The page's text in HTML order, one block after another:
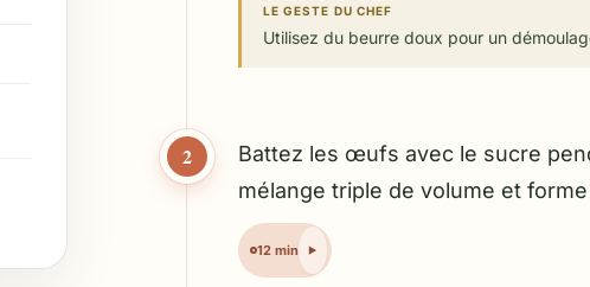
LE GESTE DU CHEF
Utilisez du beurre doux pour un
2
Battez les œufs avec le sucre
mélange triple de volume et
12 min